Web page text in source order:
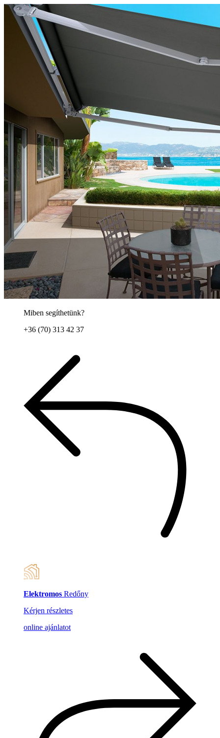
Miben segíthetünk?
+36 (70) 313 42 37
Elektromos Redőny
Kérjen részletes
online ajánlatot